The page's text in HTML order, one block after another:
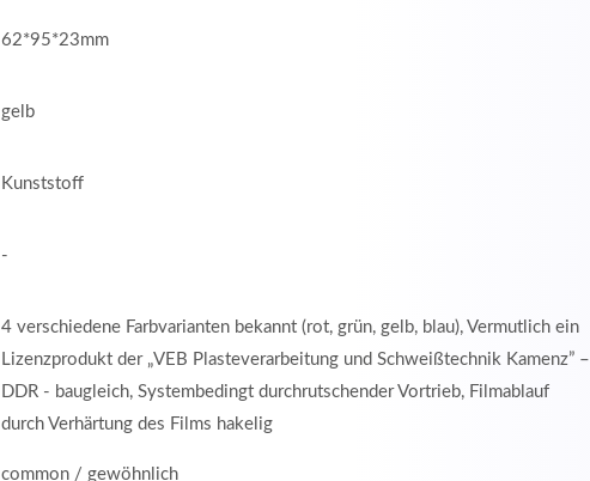
62*95*23mm
gelb
Kunststoff
-
4 verschiedene Farbvarianten bekannt (rot, grün, gelb, blau), Vermutlich ein
Lizenzprodukt der „VEB Plasteverarbeitung und Schweißtechnik Kamenz” –
DDR - baugleich, Systembedingt durchrutschender Vortrieb, Filmablauf
durch Verhärtung des Films hakelig
common / gewöhnlich